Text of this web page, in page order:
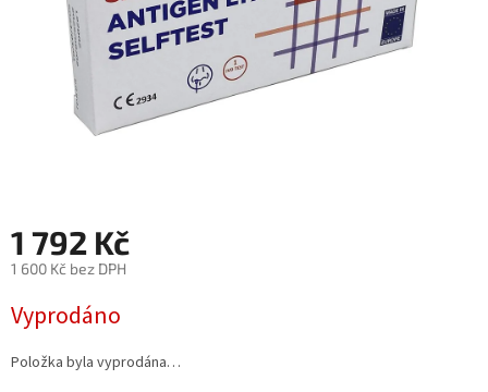
1 792 Kč
1 600 Kč bez DPH
cena:
Vyprodáno
Položka byla vyprodána…